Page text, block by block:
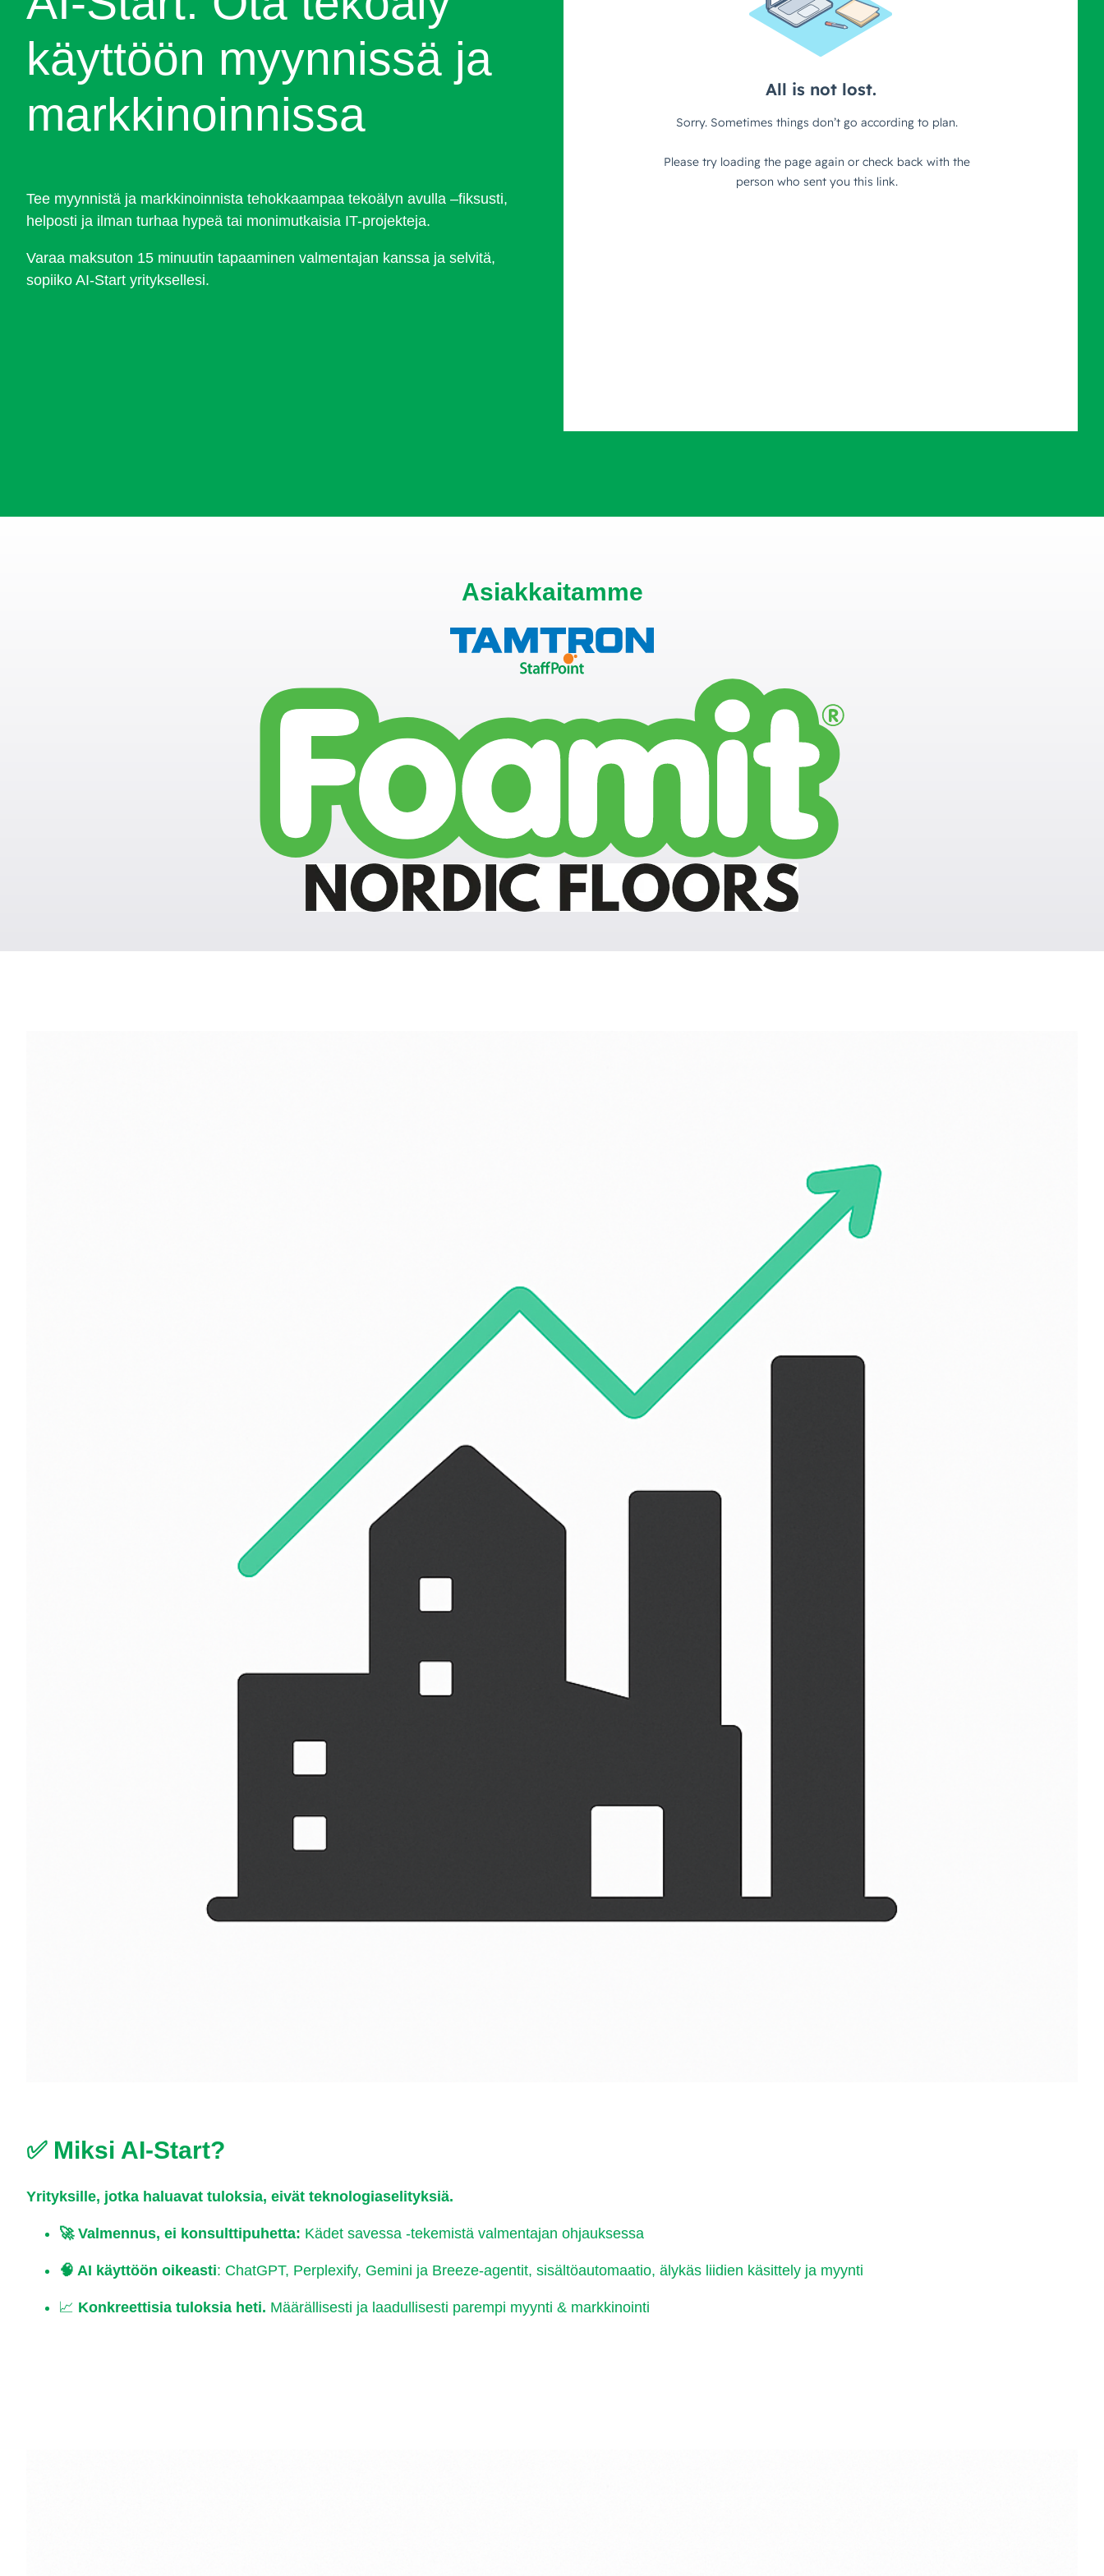
käyttöön myynnissä ja
markkinoinnissa
Tee myynnistä ja markkinoinnista tehokkaampaa tekoälyn avulla –fiksusti,
helposti ja ilman turhaa hypeä tai monimutkaisia IT-projekteja.
Varaa maksuton 15 minuutin tapaaminen valmentajan kanssa ja selvitä,
sopiiko AI-Start yrityksellesi.
Asiakkaitamme
✅ Miksi AI-Start?
Yrityksille, jotka haluavat tuloksia, eivät teknologiaselityksiä.
🚀 Valmennus, ei konsulttipuhetta: Kädet savessa -tekemistä valmentajan ohjauksessa
🧠 AI käyttöön oikeasti: ChatGPT, Perplexify, Gemini ja Breeze-agentit, sisältöautomaatio, älykäs liidien käsittely ja myynti
📈 Konkreettisia tuloksia heti. Määrällisesti ja laadullisesti parempi myynti & markkinointi